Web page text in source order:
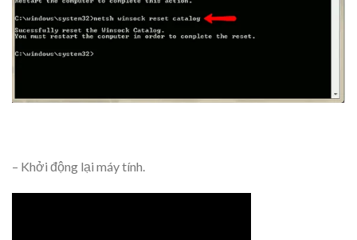
– Khởi động lại máy tính.